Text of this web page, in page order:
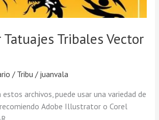
Tatuajes Tribales Vector
/ Tribu/ juanvala
archivos, puede usar una variedad de
Adobe Illustrator o Corel